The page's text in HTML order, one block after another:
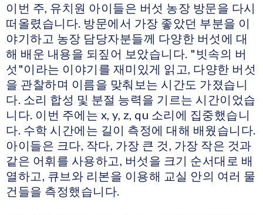
이번 주, 유치원 아이들은 버섯 농장 방문을 다시
떠올렸습니다. 방문에서 가장 좋았던 부분을 이
야기하고 농장 담당자분들께 다양한 버섯에 대
해 배운 내용을 되짚어 보았습니다. "빗속의 버
섯"이라는 이야기를 재미있게 읽고, 다양한 버섯
을 관찰하며 이름을 맞춰보는 시간도 가졌습니
다. 소리 합성 및 분절 능력을 기르는 시간이었습
니다. 이번 주에는 x, y, z, qu 소리에 집중했습니
다. 수학 시간에는 길이 측정에 대해 배웠습니다.
아이들은 크다, 작다, 가장 큰 것, 가장 작은 것과
같은 어휘를 사용하고, 버섯을 크기 순서대로 배
열하고, 큐브와 리본을 이용해 교실 안의 여러 물
건들을 측정했습니다.